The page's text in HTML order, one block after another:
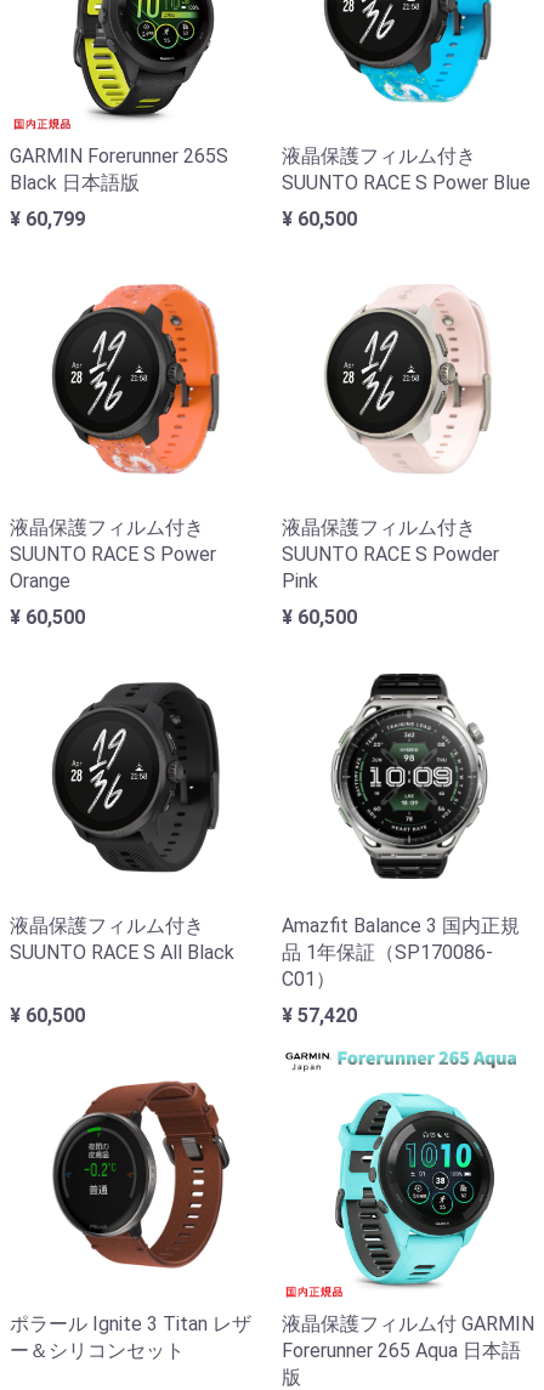
GARMIN Forerunner 265S
Black 日本語版
¥ 60,799
液晶保護フィルム付き
SUUNTO RACE S Power Blue
¥ 60,500
液晶保護フィルム付き
SUUNTO RACE S Power
Orange
¥ 60,500
液晶保護フィルム付き
SUUNTO RACE S Powder
Pink
¥ 60,500
液晶保護フィルム付き
SUUNTO RACE S All Black
¥ 60,500
Amazfit Balance 3 国内正規
品 1年保証（SP170086-
C01）
¥ 57,420
ポラール Ignite 3 Titan レザ
ー＆シリコンセット
液晶保護フィルム付 GARMIN
Forerunner 265 Aqua 日本語
版